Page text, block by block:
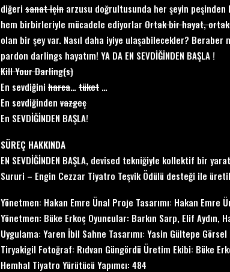
diğeri sanat için arzusu doğrultusunda her şeyin peşinden
hem birbirleriyle mücadele ediyorlar Ortak bir hayat,
olan bir şey var. Nasıl daha iyiye ulaşabilecekler? Beraber
pardon darlings hayatım! YA DA EN SEVDİĞİNDEN BAŞLA !
Kill Your Darling(s)
En sevdiğini harca… tüket …
En sevdiğinden vazgeç
En SEVDİĞİNDEN BAŞLA!
SÜREÇ HAKKINDA
EN SEVDİĞİNDEN BAŞLA, devised tekniğiyle kollektif bir
Sururi – Engin Cezzar Tiyatro Teşvik Ödülü desteği ile
Yönetmen: Hakan Emre Ünal Proje Tasarımı: Hakan Emre
Yönetmen: Büke Erkoç Oyuncular: Barkın Sarp, Elif Aydın,
Uygulama: Yaren İbil Sahne Tasarımı: Yasin Gültepe
Tiryakigil Fotoğraf: Rıdvan Güngördü Üretim Ekibi: Büke
Hemhal Tiyatro Yürütücü Yapımcı: 484